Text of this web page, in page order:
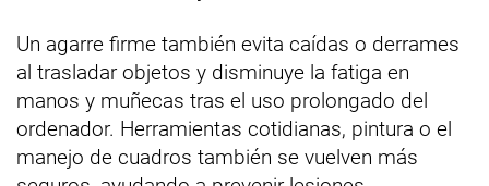
Un agarre firme también evita caídas o derrames
al trasladar objetos y disminuye la fatiga en
manos y muñecas tras el uso prolongado del
ordenador. Herramientas cotidianas, pintura o el
manejo de cuadros también se vuelven más